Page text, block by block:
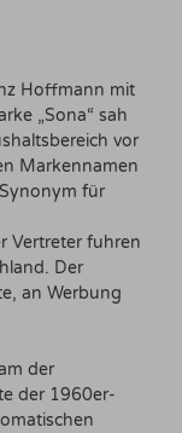
Hoffmann mit
„Sona“ sah
vor
Markennamen
Synonym für
Vertreter fuhren
Der
an Werbung
der
der 1960er-